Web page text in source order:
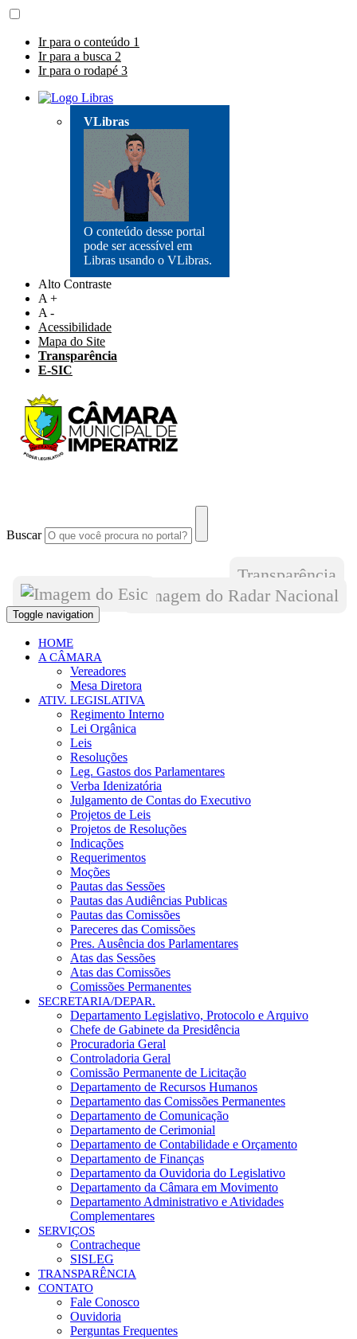
Ir para o conteúdo 1
Ir para a busca 2
Ir para o rodapé 3
VLibras
O conteúdo desse portal
pode ser acessível em
Libras usando o VLibras.
Alto Contraste
A +
A -
Acessibilidade
Mapa do Site
Transparência
E-SIC
Buscar
Transparência
Toggle navigation
HOME
A CÂMARA
Vereadores
Mesa Diretora
ATIV. LEGISLATIVA
Regimento Interno
Lei Orgânica
Leis
Resoluções
Leg. Gastos dos Parlamentares
Verba Idenizatória
Julgamento de Contas do Executivo
Projetos de Leis
Projetos de Resoluções
Indicações
Requerimentos
Moções
Pautas das Sessões
Pautas das Audiências Publicas
Pautas das Comissões
Pareceres das Comissões
Pres. Ausência dos Parlamentares
Atas das Sessões
Atas das Comissões
Comissões Permanentes
SECRETARIA/DEPAR.
Departamento Legislativo, Protocolo e Arquivo
Chefe de Gabinete da Presidência
Procuradoria Geral
Controladoria Geral
Comissão Permanente de Licitação
Departamento de Recursos Humanos
Departamento das Comissões Permanentes
Departamento de Comunicação
Departamento de Cerimonial
Departamento de Contabilidade e Orçamento
Departamento de Finanças
Departamento da Ouvidoria do Legislativo
Departamento da Câmara em Movimento
Departamento Administrativo e Atividades
Complementares
SERVIÇOS
Contracheque
SISLEG
TRANSPARÊNCIA
CONTATO
Fale Conosco
Ouvidoria
Perguntas Frequentes